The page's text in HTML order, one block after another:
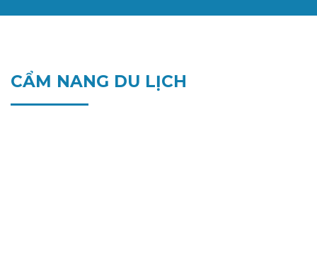
CẨM NANG DU LỊCH